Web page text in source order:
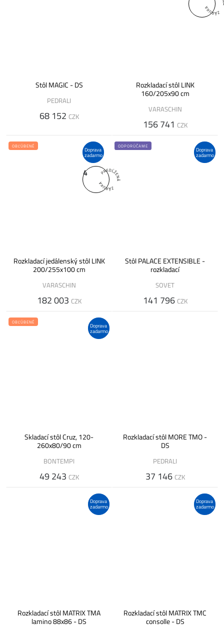
Stôl MAGIC - DS
PEDRALI
68 152 CZK
Rozkladací stôl LINK
160/205x90 cm
VARASCHIN
156 741 CZK
Doprava
zadarmo
4
OBĽÚBENÉ
Rozkladací jedálenský stôl LINK
200/255x100 cm
VARASCHIN
182 003 CZK
Doprava
zadarmo
ODPORÚČAME
Stôl PALACE EXTENSIBLE -
rozkladací
SOVET
141 796 CZK
Doprava
zadarmo
OBĽÚBENÉ
Skladací stôl Cruz, 120-
260x80/90 cm
BONTEMPI
49 243 CZK
Rozkladací stôl MORE TMO -
DS
PEDRALI
37 146 CZK
Doprava
zadarmo
Rozkladací stôl MATRIX TMA
lamino 88x86 - DS
Doprava
zadarmo
Rozkladací stôl MATRIX TMC
consolle - DS